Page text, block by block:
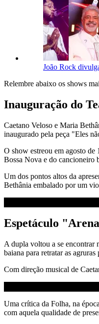
João Rock
Relembre abaixo os shows
Inauguração do
Caetano Veloso e Maria
inaugurado pela peça "Eles
O show estreou em agosto
Bossa Nova e do cancioneiro
Um dos pontos altos da
Bethânia embalado por um
Espetáculo
A dupla voltou a se encontrar
baiana para retratar as
Com direção musical de
Uma crítica da Folha, na
com aquela qualidade de